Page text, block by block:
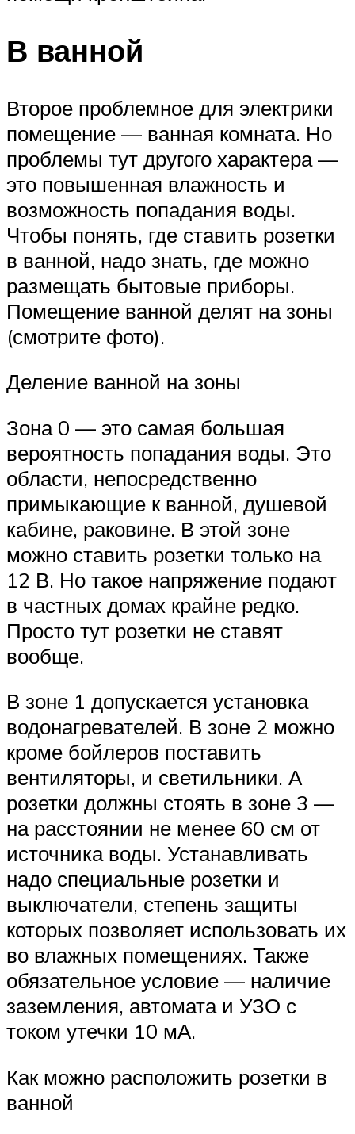
В ванной
Второе проблемное для электрики
помещение — ванная комната. Но
проблемы тут другого характера —
это повышенная влажность и
возможность попадания воды.
Чтобы понять, где ставить розетки
в ванной, надо знать, где можно
размещать бытовые приборы.
Помещение ванной делят на зоны
(смотрите фото).
Деление ванной на зоны
Зона 0 — это самая большая
вероятность попадания воды. Это
области, непосредственно
примыкающие к ванной, душевой
кабине, раковине. В этой зоне
можно ставить розетки только на
12 В. Но такое напряжение подают
в частных домах крайне редко.
Просто тут розетки не ставят
вообще.
В зоне 1 допускается установка
водонагревателей. В зоне 2 можно
кроме бойлеров поставить
вентиляторы, и светильники. А
розетки должны стоять в зоне 3 —
на расстоянии не менее 60 см от
источника воды. Устанавливать
надо специальные розетки и
выключатели, степень защиты
которых позволяет использовать их
во влажных помещениях. Также
обязательное условие — наличие
заземления, автомата и УЗО с
током утечки 10 мА.
Как можно расположить розетки в
ванной